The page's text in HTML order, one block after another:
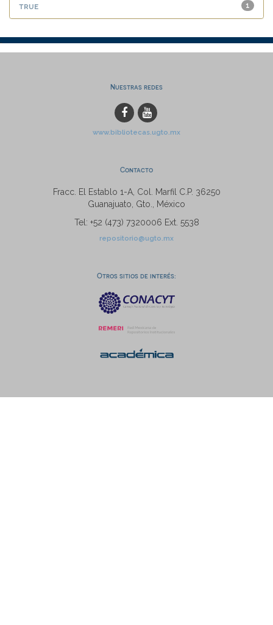
1
true
Nuestras redes
www.bibliotecas.ugto.mx
Contacto
Fracc. El Establo 1-A, Col. Marfil C.P. 36250
Guanajuato, Gto., México
Tel: +52 (473) 7320006 Ext. 5538
repositorio@ugto.mx
Otros sitios de interés: